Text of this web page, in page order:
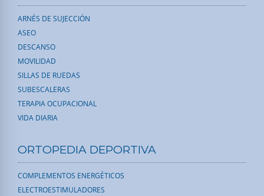
ARNÉS DE SUJECCIÓN
ASEO
DESCANSO
MOVILIDAD
SILLAS DE RUEDAS
SUBESCALERAS
TERAPIA OCUPACIONAL
VIDA DIARIA
ORTOPEDIA DEPORTIVA
COMPLEMENTOS ENERGÉTICOS
ELECTROESTIMULADORES